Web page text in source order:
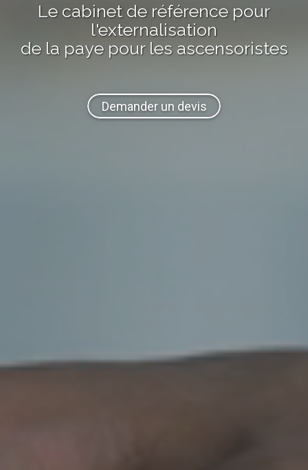
Le cabinet de référence pour
l'externalisation
de la paye pour les ascensoristes
Demander un devis